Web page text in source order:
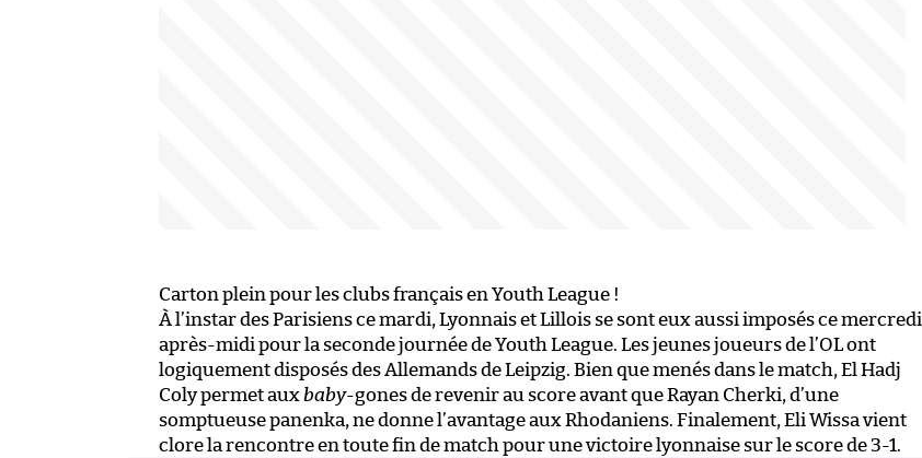
Carton plein pour les clubs français en Youth League !
À l’instar des Parisiens ce mardi, Lyonnais et Lillois se sont eux aussi imposés ce mercredi
après-midi pour la seconde journée de Youth League. Les jeunes joueurs de l’OL ont
logiquement disposés des Allemands de Leipzig. Bien que menés dans le match, El Hadj
Coly permet aux baby-gones de revenir au score avant que Rayan Cherki, d’une
somptueuse panenka, ne donne l’avantage aux Rhodaniens. Finalement, Eli Wissa vient
clore la rencontre en toute fin de match pour une victoire lyonnaise sur le score de 3-1.